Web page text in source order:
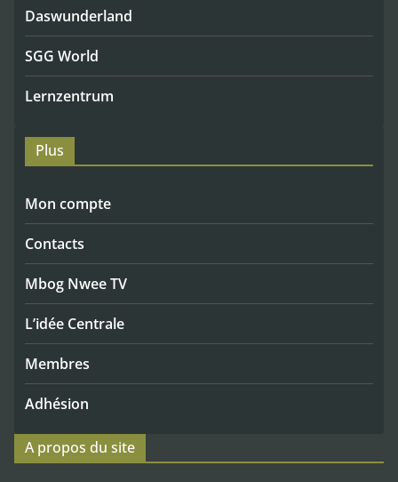
Daswunderland
SGG World
Lernzentrum
Plus
Mon compte
Contacts
Mbog Nwee TV
L’idée Centrale
Membres
Adhésion
A propos du site